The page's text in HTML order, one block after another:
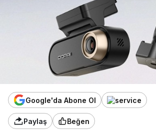
Google'da Abone Ol
Paylaş Beğen